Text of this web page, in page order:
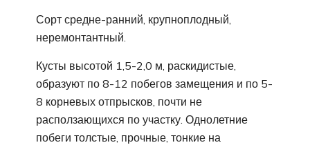
Сорт средне-ранний, крупноплодный,
неремонтантный.
Кусты высотой 1,5-2,0 м, раскидистые,
образуют по 8-12 побегов замещения и по 5-
8 корневых отпрысков, почти не
расползающихся по участку. Однолетние
побеги толстые, прочные, тонкие на